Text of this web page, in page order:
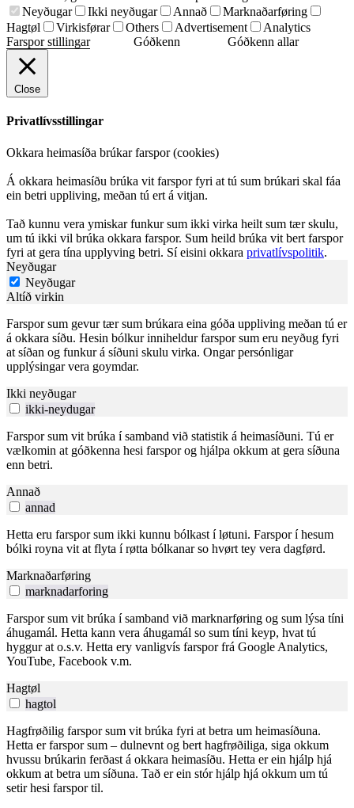
Neyðugar
Ikki neyðugar Annað
Marknaðarføring
Hagtøl
Virkisførar Others Advertisement
Analytics
Farspor stillingar
Góðkenn Góðkenn allar
Close
Privatlívsstillingar
Okkara heimasíða brúkar farspor (cookies)
Á okkara heimasíðu brúka vit farspor fyri at tú sum brúkari skal fáa
ein betri uppliving, meðan tú ert á vitjan.
Tað kunnu vera ymiskar funkur sum ikki virka heilt sum tær skulu,
um tú ikki vil brúka okkara farspor. Sum heild brúka vit bert farspor
fyri at gera tína upplyving betri. Sí eisini okkara privatlívspolitik.
Neyðugar
Neyðugar
Altíð virkin
Farspor sum gevur tær sum brúkara eina góða uppliving meðan tú er
á okkara síðu. Hesin bólkur inniheldur farspor sum eru neyðug fyri
at síðan og funkur á síðuni skulu virka. Ongar persónligar
upplýsingar vera goymdar.
Ikki neyðugar
ikki-neydugar
Farspor sum vit brúka í samband við statistik á heimasíðuni. Tú er
vælkomin at góðkenna hesi farspor og hjálpa okkum at gera síðuna
enn betri.
Annað
annad
Hetta eru farspor sum ikki kunnu bólkast í løtuni. Farspor í hesum
bólki royna vit at flyta í røtta bólkanar so hvørt tey vera dagførd.
Marknaðarføring
marknadarforing
Farspor sum vit brúka í samband við marknarføring og sum lýsa tíni
áhugamál. Hetta kann vera áhugamál so sum tíni keyp, hvat tú
hyggur at o.s.v. Hetta ery vanligvís farspor frá Google Analytics,
YouTube, Facebook v.m.
Hagtøl
hagtol
Hagfrøðilig farspor sum vit brúka fyri at betra um heimasíðuna.
Hetta er farspor sum – dulnevnt og bert hagfrøðiliga, siga okkum
hvussu brúkarin ferðast á okkara heimasíðu. Hetta er ein hjálp hjá
okkum at betra um síðuna. Tað er ein stór hjálp hjá okkum um tú
setir hesi farspor til.